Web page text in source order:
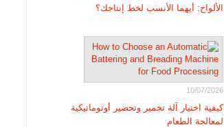
الألواح: أيهما الأنسب لخط إنتاجك؟
10/07/2026
كيفية اختيار آلة تخمير وتحضير أوتوماتيكية
لمعالجة الطعام